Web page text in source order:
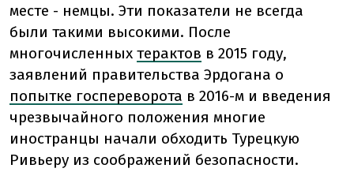
месте - немцы. Эти показатели не всегда
были такими высокими. После
многочисленных терактов в 2015 году,
заявлений правительства Эрдогана о
попытке госпереворота в 2016-м и введения
чрезвычайного положения многие
иностранцы начали обходить Турецкую
Ривьеру из соображений безопасности.